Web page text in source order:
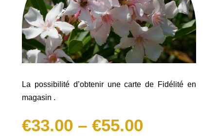
La possibilité d’obtenir une carte de Fidélité en
magasin .
€33.00 – €55.00